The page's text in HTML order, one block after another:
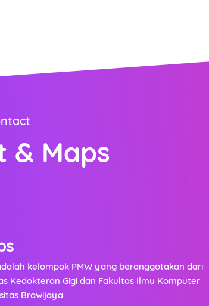
& Maps
kelompok PMW yang beranggotakan dari
Kedokteran Gigi dan Fakultas Ilmu Komputer
Brawijaya